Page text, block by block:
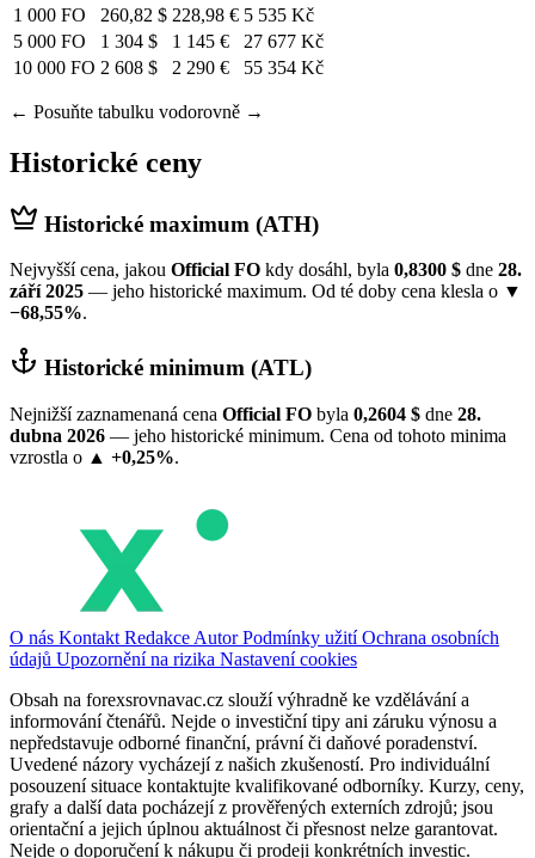
1 000 FO
260,82 $ 228,98 € 5 535 Kč
5 000 FO
1 304 $ 1 145 €
27 677 Kč
10 000 FO 2 608 $ 2 290 € 55 354 Kč
← Posuňte tabulku vodorovně →
Historické ceny
Historické maximum (ATH)
Nejvyšší cena, jakou Official FO kdy dosáhl, byla 0,8300 $ dne 28.
září 2025 — jeho historické maximum. Od té doby cena klesla o ▼
−68,55%.
Historické minimum (ATL)
Nejnižší zaznamenaná cena Official FO byla 0,2604 $ dne 28.
dubna 2026 — jeho historické minimum. Cena od tohoto minima
vzrostla o ▲ +0,25%.
O nás Kontakt Redakce AutorPodmínky užitíOchrana osobních
údajů Upozornění na rizika Nastavení cookies
Obsah na forexsrovnavac.cz slouží výhradně ke vzdělávání a
informování čtenářů. Nejde o investiční tipy ani záruku výnosu a
nepředstavuje odborné finanční, právní či daňové poradenství.
Uvedené názory vycházejí z našich zkušeností. Pro individuální
posouzení situace kontaktujte kvalifikované odborníky. Kurzy, ceny,
grafy a další data pocházejí z prověřených externích zdrojů; jsou
orientační a jejich úplnou aktuálnost či přesnost nelze garantovat.
Nejde o doporučení k nákupu či prodeji konkrétních investic.